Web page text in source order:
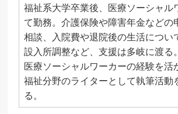
福祉系大学卒業後、医療ソーシャル
て勤務。介護保険や障害年金などの
相談、入院費や退院後の生活につい
設入所調整など、支援は多岐に渡る
医療ソーシャルワーカーの経験を活
福祉分野のライターとして執筆活動
る。